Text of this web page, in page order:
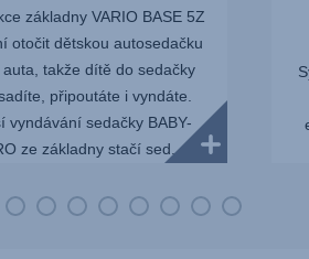
základny VARIO BASE 5Z
otočit dětskou autosedačku
takže dítě do sedačky
připoutáte i vyndáte.
vyndávání sedačky BABY-
ze základny stačí sed...